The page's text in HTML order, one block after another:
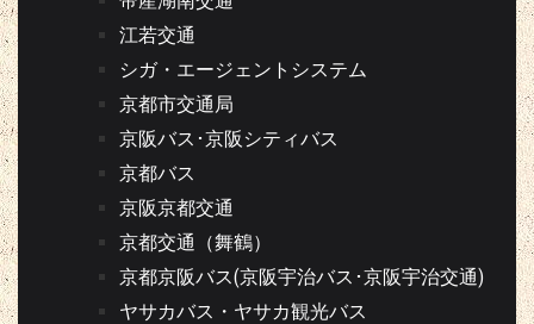
江若交通
シガ・エージェントシステム
京都市交通局
京阪バス･京阪シティバス
京都バス
京阪京都交通
京都交通（舞鶴）
京都京阪バス(京阪宇治バス･京阪宇治交通)
ヤサカバス・ヤサカ観光バス